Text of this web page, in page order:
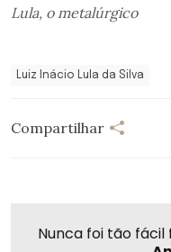
Lula, o metalúrgico
Luiz Inácio Lula da Silva
Compartilhar
Nunca foi tão